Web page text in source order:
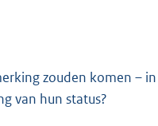
zouden komen –
van hun status?